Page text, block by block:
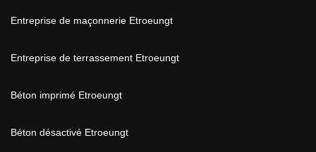
Entreprise de maçonnerie Etroeungt
Entreprise de terrassement Etroeungt
Béton imprimé Etroeungt
Béton désactivé Etroeungt